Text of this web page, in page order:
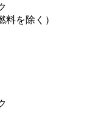
料を除く）